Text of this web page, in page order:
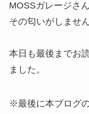
MOSSガレージさ
その匂いがしませ
本日も最後までお
ました。
※最後に本ブログ